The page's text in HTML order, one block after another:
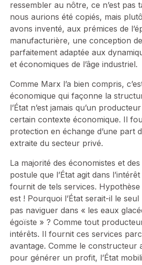
ressembler au nôtre, ce n’est pas
nous aurions été copiés, mais
avons inventé, aux prémices de
manufacturière, une conception de
parfaitement adaptée aux
et économiques de l’âge industriel.
Comme Marx l’a bien compris,
économique qui façonne la
l’État n’est jamais qu’un
certain contexte économique. Il
protection en échange d’une part
extraite du secteur privé.
La majorité des économistes et
postule que l’État agit dans
fournit de tels services. Hypothèse
est ! Pourquoi l’État serait-il le
pas naviguer dans « les eaux
égoïste » ? Comme tout
intérêts. Il fournit ces services
avantage. Comme le constructeur
pour générer un profit, l’État